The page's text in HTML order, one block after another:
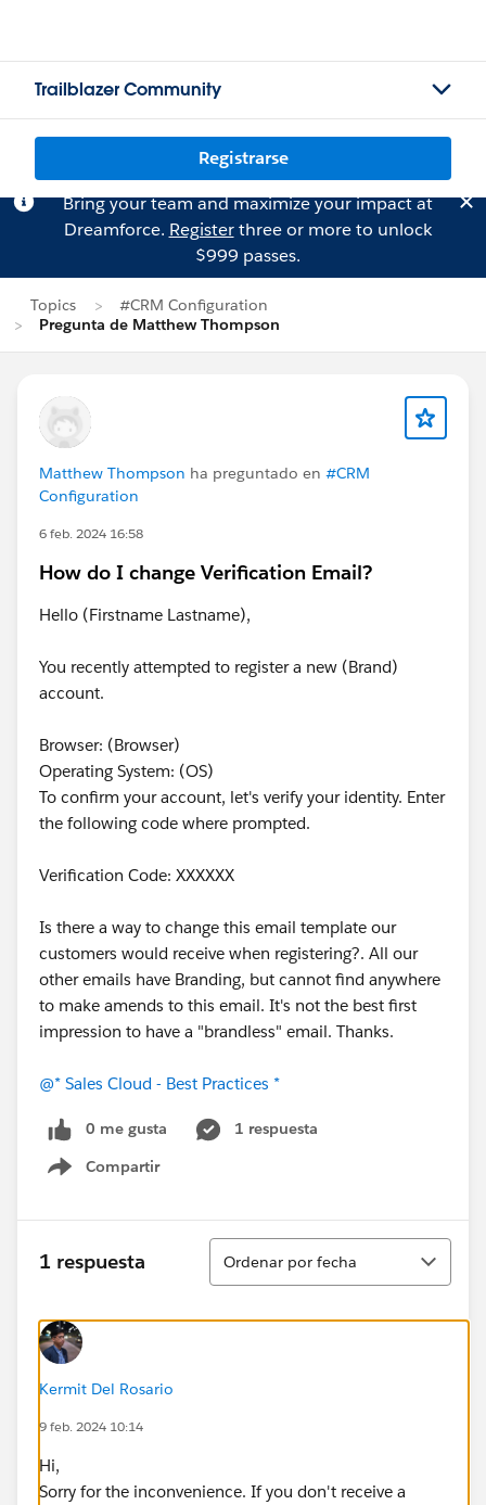
Trailblazer Community
Registrarse
Bring your team and maximize your impact at
Dreamforce. Registerthree or more to unlock
$999 passes.
Topics
#CRM Configuration
Pregunta de Matthew Thompson
Matthew Thompson ha preguntado en #CRM
Configuration
6 feb. 2024 16:58
How do I change Verification Email?
Hello (Firstname Lastname),
You recently attempted to register a new (Brand)
account.
Browser: (Browser)
Operating System: (OS)
To confirm your account, let's verify your identity. Enter
the following code where prompted.
Verification Code: XXXXXX
Is there a way to change this email template our
customers would receive when registering?. All our
other emails have Branding, but cannot find anywhere
to make amends to this email. It's not the best first
impression to have a "brandless" email. Thanks.
@* Sales Cloud - Best Practices *
0 me gusta
1 respuesta
Compartir
Show menu
1 respuesta
Ordenar
Ordenar por fecha
Kermit Del Rosario
9 feb. 2024 10:14
Hi,
Sorry for the inconvenience. If you don't receive a